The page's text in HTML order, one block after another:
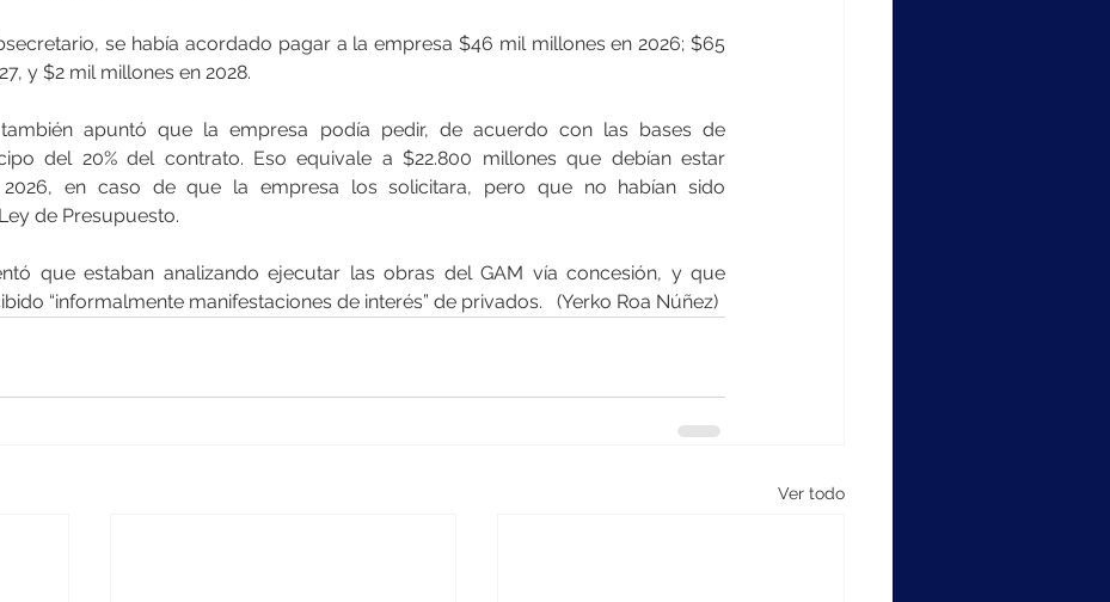
se había acordado pagar a la empresa $46 mil millones en 2026; $65
y $2 mil millones en 2028.
apuntó que la empresa podía pedir, de acuerdo con las bases de
del 20% del contrato. Eso equivale a $22.800 millones que debían estar
2026, en caso de que la empresa los solicitara, pero que no habían sido
de Presupuesto.
que estaban analizando ejecutar las obras del GAM vía concesión, y que
“informalmente manifestaciones de interés” de privados.   (Yerko Roa Núñez)
Ver todo